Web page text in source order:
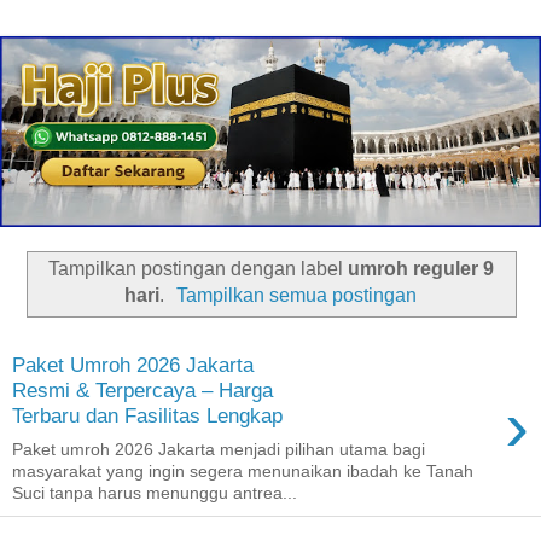
Tampilkan postingan dengan label umroh reguler 9
hari. Tampilkan semua postingan
Paket Umroh 2026 Jakarta
Resmi & Terpercaya – Harga
Terbaru dan Fasilitas Lengkap
›
Paket umroh 2026 Jakarta menjadi pilihan utama bagi
masyarakat yang ingin segera menunaikan ibadah ke Tanah
Suci tanpa harus menunggu antrea...